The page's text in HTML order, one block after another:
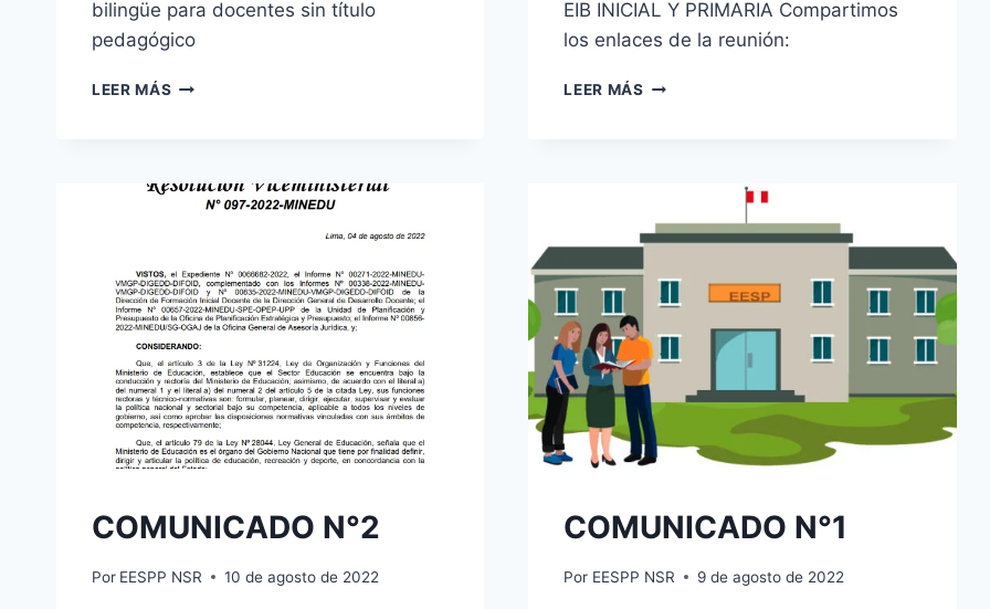
bilingüe para docentes sin título
pedagógico
LEER MÁS COMUNICADO
EIB INICIAL Y PRIMARIA Compartimos
los enlaces de la reunión:
LEER MÁS COMUNICADO
COMUNICADO N°2
Por EESPP NSR 10 de agosto de 2022
COMUNICADO N°1
Por EESPP NSR 9 de agosto de 2022